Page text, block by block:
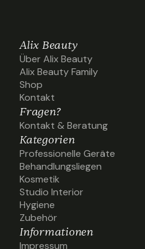
Alix Beauty
Über Alix Beauty
Über Alix Beauty
Alix Beauty Family
Alix Beauty Family
Shop
Shop
Kontakt
Kontakt
Fragen?
Kontakt & Beratung
Kontakt & Beratung
Kategorien
Professionelle Geräte
Professionelle Geräte
Behandlungsliegen
Behandlungsliegen
Kosmetik
Kosmetik
Studio Interior
Studio Interior
Hygiene
Hygiene
Zubehör
Zubehör
Informationen
Impressum